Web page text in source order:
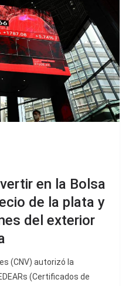
en la Bolsa
de la plata y
del exterior
(CNV) autorizó la
(Certificados de